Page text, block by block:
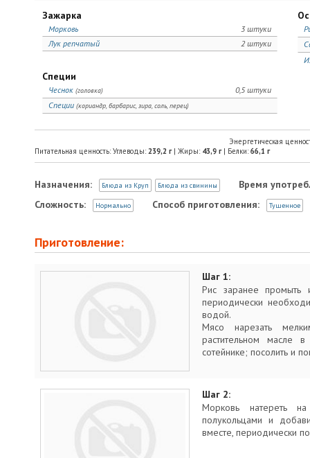
Зажарка
3 штуки
Морковь
2 штуки
Лук репчатый
Специи
0,5 штуки
Чеснок (головка)
Специи (кориандр, барбарис, зира, соль, перец)
Энергетическая
Питательная ценность: Углеводы: 239,2 г| Жиры: 43,9 г| Белки: 66,1 г
Назначения: Блюда из Круп Блюда из свинины
Время
Сложность:
Нормально Способ приготовления: Тушенное
Приготовление:
Шаг 1:
Рис заранее промыть
периодически
водой.
Мясо нарезать
растительном масле
сотейнике; посолить и
Шаг 2:
Морковь натереть
полукольцами и
вместе, периодически